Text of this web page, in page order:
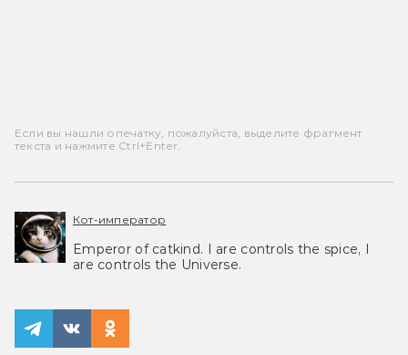
Если вы нашли опечатку, пожалуйста, выделите фрагмент
текста и нажмите Ctrl+Enter.
Кот-император
Emperor of catkind. I are controls the spice, I
are controls the Universe.